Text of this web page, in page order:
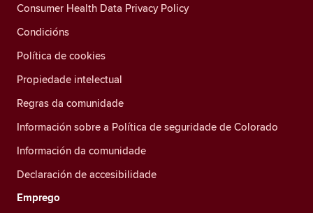
Consumer Health Data Privacy Policy
Condicións
Política de cookies
Propiedade intelectual
Regras da comunidade
Información sobre a Política de seguridade de Colorado
Información da comunidade
Declaración de accesibilidade
Emprego